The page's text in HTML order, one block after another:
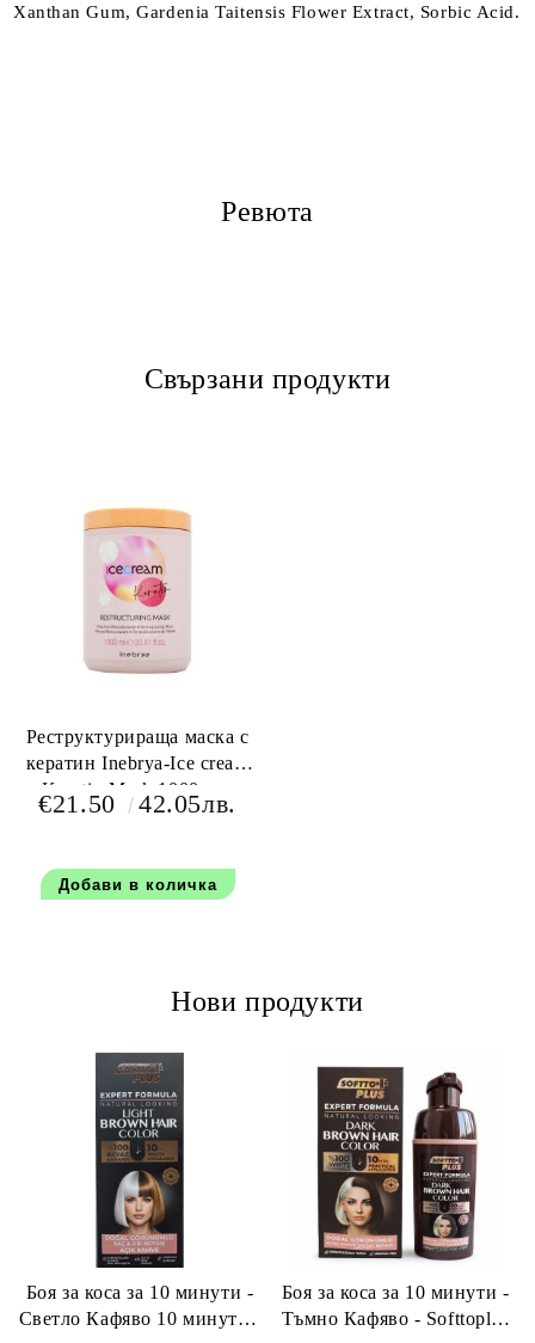
Xanthan Gum, Gardenia Taitensis Flower Extract, Sorbic Acid.
Ревюта
Свързани продукти
Реструктурираща маска с
кератин Inebrya-Ice cream
Keratin Mask 1000 мл.
€21.50 42.05лв.
Нови продукти
Боя за коса за 10 минути -
Светло Кафяво 10 минути -
Боя за коса за 10 минути -
Тъмно Кафяво - Softtoplus